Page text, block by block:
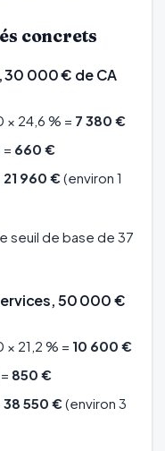
concrets
30 000 € de CA
24,6 % = 7 380 €
660 €
21 960 €(environ 1
seuil de base de 37
50 000 €
21,2 % = 10 600 €
850 €
38 550 €(environ 3